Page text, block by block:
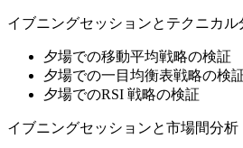
イブニングセッションとテクニカル
夕場での移動平均戦略の検証
夕場での一目均衡表戦略の検
夕場でのRSI 戦略の検証
イブニングセッションと市場間分析